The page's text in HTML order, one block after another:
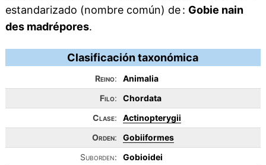
estandarizado (nombre común) de : Gobie nain
des madrépores.
Clasificación taxonómica
Reino:
Animalia
Filo:
Chordata
Clase:
Actinopterygii
Orden:
Gobiiformes
Suborden:
Gobioidei